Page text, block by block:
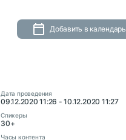
Добавить в календарь
Дата проведения
09.12.2020 11:26 - 10.12.2020 11:27
Cпикеры
30+
Часы контента